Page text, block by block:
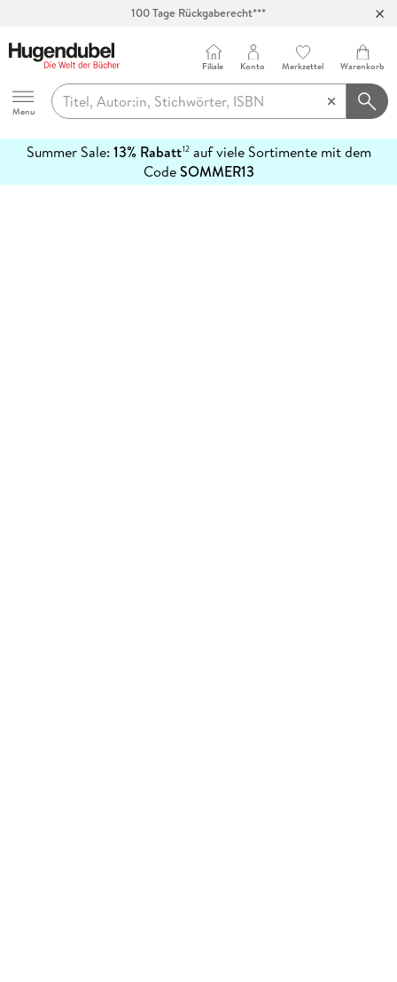
100 Tage Rückgaberecht***
Hugendubel
Menu
Filiale Konto Merkzettel Warenkorb
Summer Sale: 13% Rabatt12auf viele Sortimente mit dem
CodeSOMMER13
erfahren